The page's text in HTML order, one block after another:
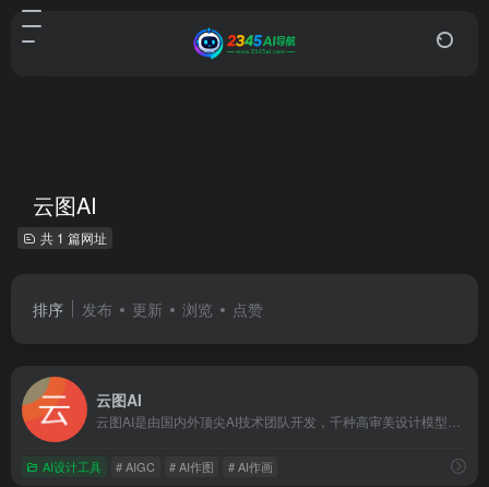
云图AI
共 1 篇网址
排序 发布 更新 浏览 点赞
云图AI
AI设计工具 # AIGC # AI作图 # AI作画